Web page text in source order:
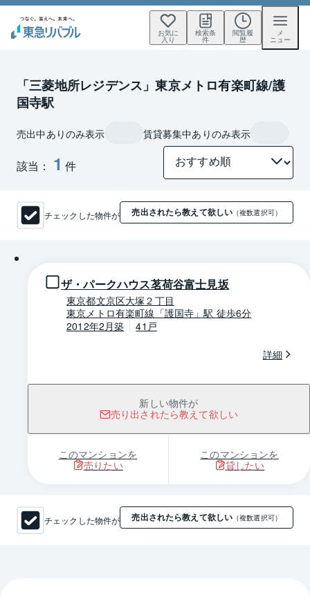
お気に
入り
検索条
件
閲覧履
歴
メ
ニュー
「三菱地所レジデンス」東京メトロ有楽町線/護
国寺駅
該当： 1 件
売出中ありのみ表示 賃貸募集中ありのみ表示
チェックした物件が 売出されたら教えて欲しい （複数選択可）
ザ・パークハウス茗荷谷富士見坂
東京都文京区大塚２丁目
東京メトロ有楽町線「護国寺」駅 徒歩6分
2012年2月築
41戸
詳細
新しい物件が
売り出されたら教えて欲しい
このマンションを
売りたい
このマンションを
貸したい
チェックした物件が 売出されたら教えて欲しい （複数選択可）